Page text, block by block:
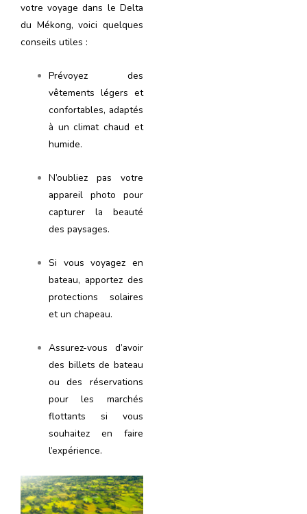
votre voyage dans le Delta
du Mékong, voici quelques
conseils utiles :
Prévoyez des
vêtements légers et
confortables, adaptés
à un climat chaud et
humide.
N’oubliez pas votre
appareil photo pour
capturer la beauté
des paysages.
Si vous voyagez en
bateau, apportez des
protections solaires
et un chapeau.
Assurez-vous d’avoir
des billets de bateau
ou des réservations
pour les marchés
flottants si vous
souhaitez en faire
l’expérience.